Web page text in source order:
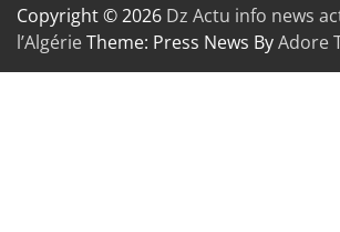
Copyright © 2026 Dz Actu info news
l’AlgérieTheme: Press News ByAdore